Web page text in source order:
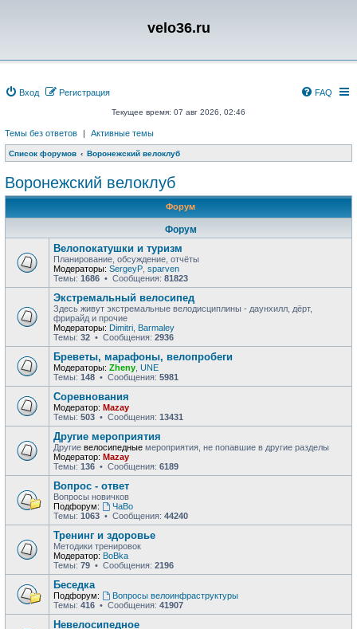
velo36.ru
Вход Регистрация FAQ
Текущее время: 07 авг 2026, 02:46
Темы без ответов | Активные темы
Список форумов Воронежский велоклуб
Воронежский велоклуб
Форум
Форум
Велопокатушки и туризм
Планирование, обсуждение, отчёты
Модераторы: SergeyP sparven
Темы: 1686 • Сообщения: 81823
Экстремальный велосипед
Здесь живут экстремальные велодисциплины - даунхилл, дёрт,
фрирайд и прочие
Модераторы: Dimitri Barmaley
Темы: 32 • Сообщения: 2936
Бреветы, марафоны, велопробеги
Модераторы: Zheny UNE
Темы: 148 • Сообщения: 5981
Соревнования
Модератор: Mazay
Темы: 503 • Сообщения: 13431
Другие мероприятия
Другие велосипедные мероприятия, не попавшие в другие разделы
Модератор: Mazay
Темы: 136 • Сообщения: 6189
Вопрос - ответ
Вопросы новичков
Подфорум:
ЧаВо
Темы: 1063 • Сообщения: 44240
Тренинг и здоровье
Методики тренировок
Модератор: BoBka
Темы: 79 • Сообщения: 2196
Беседка
Подфорум:
Вопросы велоинфраструктуры
Темы: 416 • Сообщения: 41907
Невелосипедное